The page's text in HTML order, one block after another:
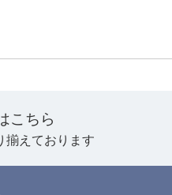
こちら
揃えております